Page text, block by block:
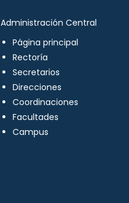
Administración Central
Página principal
Rectoría
Secretarios
Direcciones
Coordinaciones
Facultades
Campus